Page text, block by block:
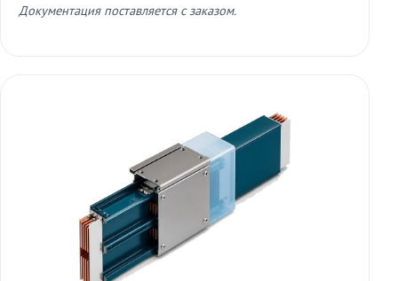
Документация поставляется с заказом.